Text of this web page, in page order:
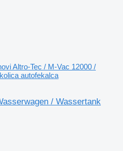
Altro-Tec / M-Vac 12000 /
autofekalca
/ Wassertank